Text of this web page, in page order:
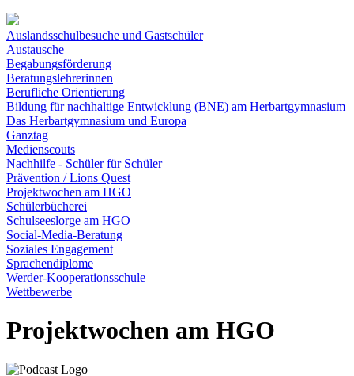
Auslandsschulbesuche und Gastschüler
Austausche
Begabungsförderung
Beratungslehrerinnen
Berufliche Orientierung
Bildung für nachhaltige Entwicklung (BNE) am Herbartgymnasium
Das Herbartgymnasium und Europa
Ganztag
Medienscouts
Nachhilfe - Schüler für Schüler
Prävention / Lions Quest
Projektwochen am HGO
Schülerbücherei
Schulseeslorge am HGO
Social-Media-Beratung
Soziales Engagement
Sprachendiplome
Werder-Kooperationsschule
Wettbewerbe
Projektwochen am HGO